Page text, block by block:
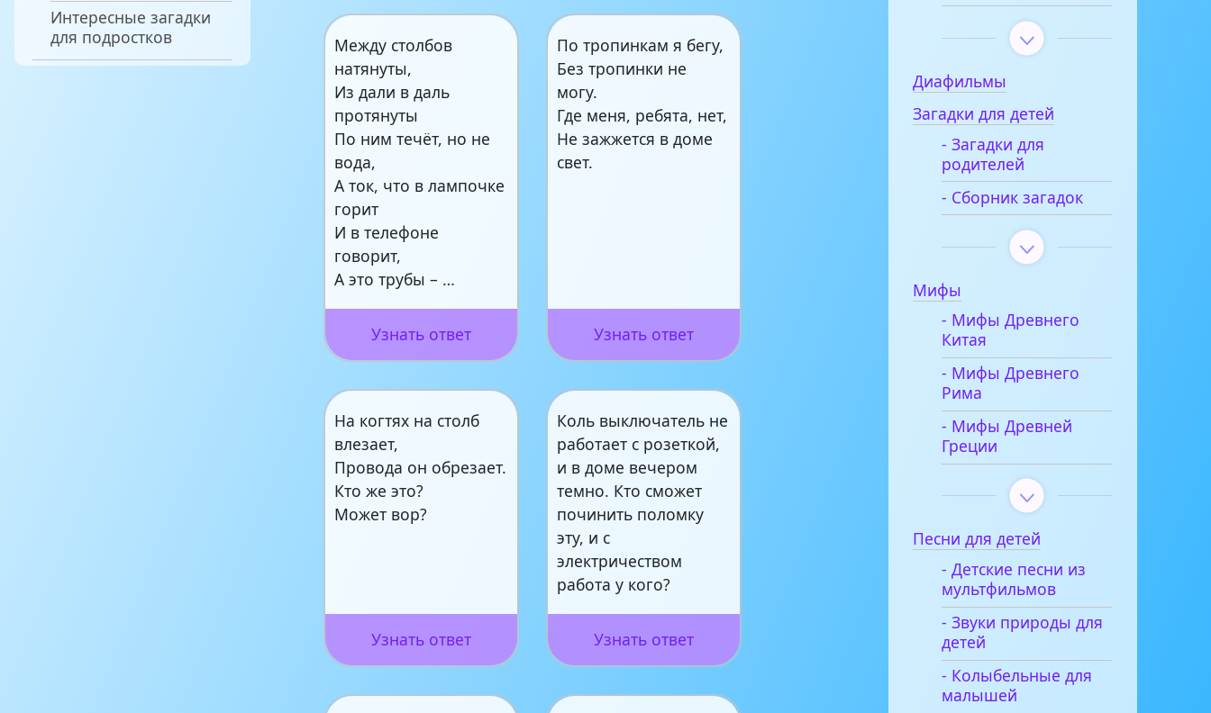
Интересные загадки
для подростков
Между столбов
натянуты,
Из дали в даль
протянуты
По ним течёт, но не
вода,
А ток, что в лампочке
горит
И в телефоне
говорит,
А это трубы – …
Узнать ответ
По тропинкам я бегу,
Без тропинки не
могу.
Где меня, ребята, нет,
Не зажжется в доме
свет.
Узнать ответ
На когтях на столб
влезает,
Провода он обрезает.
Кто же это?
Может вор?
Узнать ответ
Коль выключатель не
работает с розеткой,
и в доме вечером
темно. Кто сможет
починить поломку
эту, и с
электричеством
работа у кого?
Узнать ответ
Диафильмы
Загадки для детей
- Загадки для
родителей
- Сборник загадок
Мифы
- Мифы Древнего
Китая
- Мифы Древнего
Рима
- Мифы Древней
Греции
Песни для детей
- Детские песни из
мультфильмов
- Звуки природы для
детей
- Колыбельные для
малышей